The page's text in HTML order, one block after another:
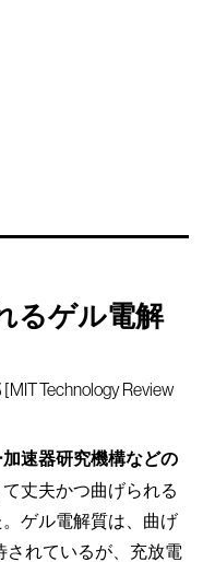
るゲル電解
Technology Review
速器研究機構などの
丈夫かつ曲げられる
ゲル電解質は、曲げ
されているが、充放電